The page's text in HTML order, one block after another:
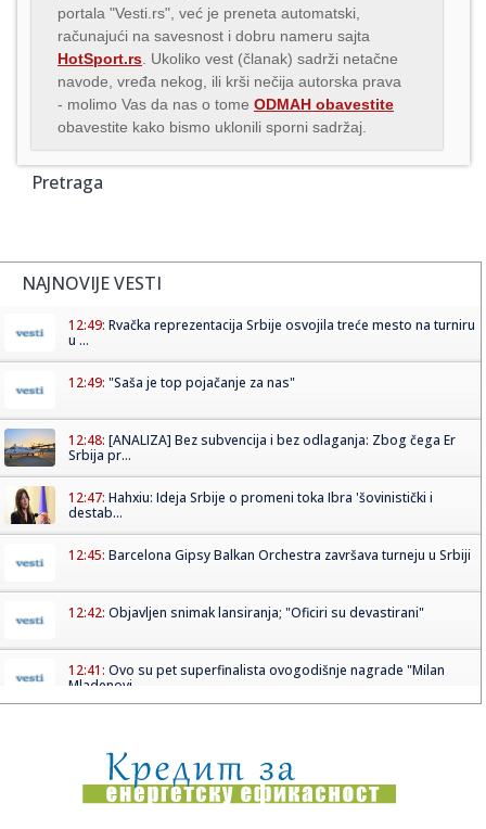
portala "Vesti.rs", već je preneta automatski,
računajući na savesnost i dobru nameru sajta
HotSport.rs . Ukoliko vest (članak) sadrži netačne
navode, vređa nekog, ili krši nečija autorska prava
- molimo Vas da nas o tome ODMAH obavestite
obavestite kako bismo uklonili sporni sadržaj.
Pretraga
NAJNOVIJE VESTI
12:49: Rvačka reprezentacija Srbije osvojila treće mesto na turniru
u ...
12:49: "Saša je top pojačanje za nas"
12:48: [ANALIZA] Bez subvencija i bez odlaganja: Zbog čega Er
Srbija pr...
12:47: Hahxiu: Ideja Srbije o promeni toka Ibra 'šovinistički i
destab...
12:45: Barcelona Gipsy Balkan Orchestra završava turneju u Srbiji
12:42: Objavljen snimak lansiranja; "Oficiri su devastirani"
12:41: Ovo su pet superfinalista ovogodišnje nagrade "Milan
Mladenovi...
12:39:Uskoro konkurs za izbor najboljeg idejnog rešenja za
uređenje T...